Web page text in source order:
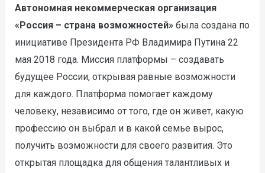
Автономная некоммерческая организация
«Россия – страна возможностей»была создана по
инициативе Президента РФ Владимира Путина 22
мая 2018 года. Миссия платформы – создавать
будущее России, открывая равные возможности
для каждого. Платформа помогает каждому
человеку, независимо от того, где он живет, какую
профессию он выбрал и в какой семье вырос,
получить возможности для своего развития. Это
открытая площадка для общения талантливых и